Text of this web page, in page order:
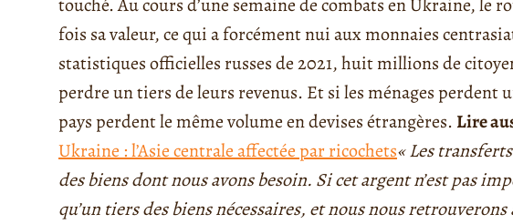
fois sa valeur, ce qui a forcément nui aux monnaies
statistiques officielles russes de 2021, huit millions de
perdre un tiers de leurs revenus. Et si les ménages perdent
pays perdent le même volume en devises étrangères. Lire
Ukraine : l’Asie centrale affectée par ricochets« Les
des biens dont nous avons besoin. Si cet argent n’est pas
qu’un tiers des biens nécessaires, et nous nous